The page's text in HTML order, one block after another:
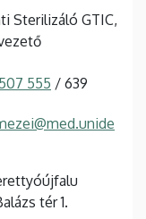
Sterilizáló GTIC,
555 / 639
tér 1.